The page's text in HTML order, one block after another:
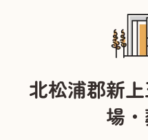
北松浦郡新
場